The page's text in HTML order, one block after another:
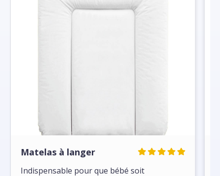
Matelas à langer
Indispensable pour que bébé soit